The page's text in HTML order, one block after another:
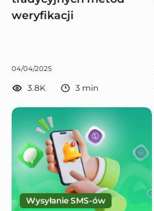
weryfikacji
04/04/2025
3.8K 3 min
Wysyłanie SMS-ów